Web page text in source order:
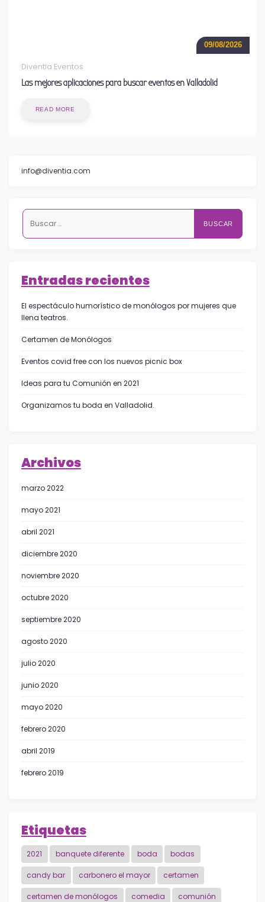
09/08/2026
Diventia Eventos
Las mejores aplicaciones para buscar eventos en Valladolid
READ MORE
info@diventia.com
Buscar:
Entradas recientes
El espectáculo humorístico de monólogos por mujeres que
llena teatros.
Certamen de Monólogos
Eventos covid free con los nuevos picnic box
Ideas para tu Comunión en 2021
Organizamos tu boda en Valladolid.
Archivos
marzo 2022
mayo 2021
abril 2021
diciembre 2020
noviembre 2020
octubre 2020
septiembre 2020
agosto 2020
julio 2020
junio 2020
mayo 2020
febrero 2020
abril 2019
febrero 2019
Etiquetas
2021 banquete diferente boda bodas
candy bar carbonero el mayor certamen
certamen de monólogos comedia comunión